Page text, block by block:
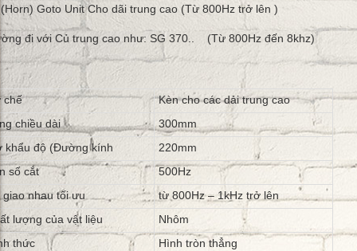
Goto Unit Cho dãi trung cao (Từ 800Hz trở lên )
đi với Củ trung cao như: SG 370.. (Từ 800Hz đến 8khz)
chế
Kèn cho các dải trung cao
chiều dài
300mm
khẩu độ (Đường kính
220mm
số cắt
500Hz
giao nhau tối ưu
từ 800Hz – 1kHz trở lên
lượng của vật liệu
Nhôm
thức
Hình tròn thẳng